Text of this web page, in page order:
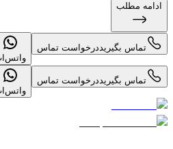
ادامه مطلب
تماس بگیریددرخواست تماس
تماس بگیریددرخواست تماس